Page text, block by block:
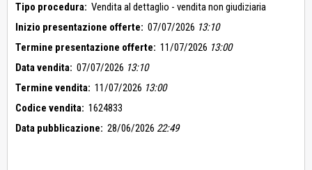
Tipo procedura: Vendita al dettaglio - vendita non giudiziaria
Inizio presentazione offerte: 07/07/2026 13:10
Termine presentazione offerte: 11/07/2026 13:00
Data vendita: 07/07/2026 13:10
Termine vendita: 11/07/2026 13:00
Codice vendita: 1624833
Data pubblicazione: 28/06/2026 22:49